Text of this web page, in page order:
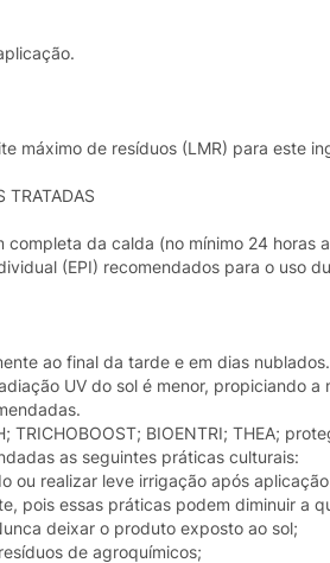
máximo de resíduos (LMR) para este
TRATADAS
da calda (no mínimo 24 horas
(EPI) recomendados para o uso
ao final da tarde e em dias
UV do sol é menor, propiciando
TRICHOBOOST; BIOENTRI; THEA;
as seguintes práticas culturais:
ou realizar leve irrigação após
pois essas práticas podem diminuir a
deixar o produto exposto ao sol;
de agroquímicos;